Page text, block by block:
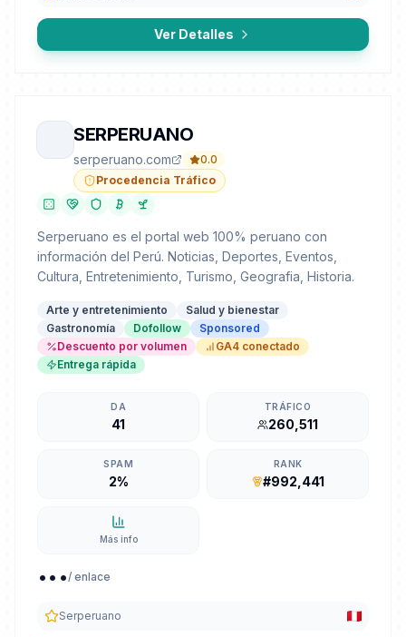
Ver Detalles
SERPERUANO
serperuano.com
0.0
Procedencia Tráfico
Serperuano es el portal web 100% peruano con
información del Perú. Noticias, Deportes, Eventos,
Cultura, Entretenimiento, Turismo, Geografia, Historia.
Arte y entretenimiento
Salud y bienestar
Gastronomía
Dofollow
Sponsored
Descuento por volumen
GA4 conectado
Entrega rápida
DA
41
TRÁFICO
260,511
SPAM
2%
RANK
#992,441
Más info
.../ enlace
Serperuano